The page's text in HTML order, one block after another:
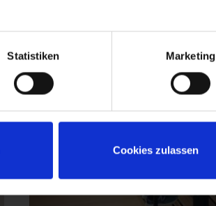
Statistiken Marketing
Cookies zulassen